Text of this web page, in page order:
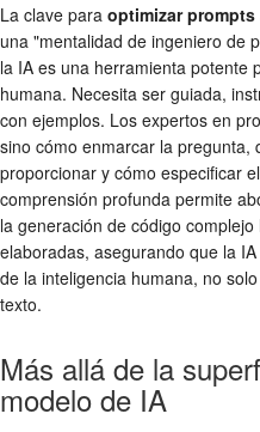
La clave para optimizar prompts
una "mentalidad de ingeniero de
la IA es una herramienta potente
humana. Necesita ser guiada,
con ejemplos. Los expertos en
sino cómo enmarcar la pregunta,
proporcionar y cómo especificar
comprensión profunda permite
la generación de código
elaboradas, asegurando que la
de la inteligencia humana, no
texto.
Más allá de la
modelo de IA